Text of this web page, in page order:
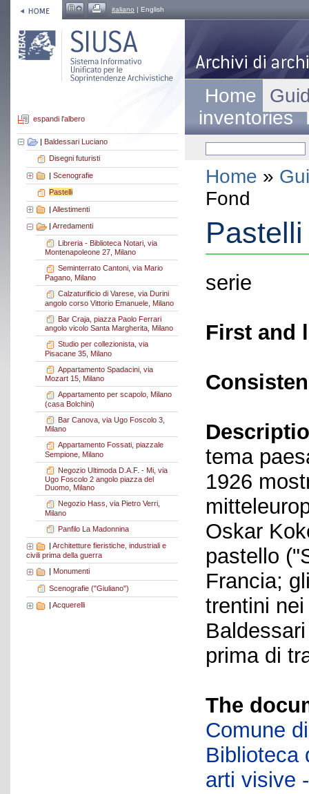
italiano | English
espandi l'albero
| Baldessari Luciano
Disegni futuristi
| Scenografie
Pastelli
| Allestimenti
Arredamenti
Libreria - Biblioteca Notari, via
Montenapoleone 27, Milano
Seminterrato Cantoni, via Mario
Pagano, Milano
Calzaturificio di Varese, via Durini
angolo corso Vittorio Emanuele, Milano
Bar Craja, piazza Paolo Ferrari
angolo vicolo Santa Margherita, Milano
Studio per collezionista, via
Pisacane 35, Milano
Appartamento Spadacini, via
Mozart 15, Milano
Appartamento per scapolo, Milano
(casa Bolchini)
Bar Canova, via Ugo Foscolo 3,
Milano
Appartamento Fossati, piazzale
Sempione, Milano
Negozio Ultimoda D.A.F. - Mi, via
Ugo Foscolo 2 angolo piazza del
Duomo, Milano
Negozio Hass, via Pietro Verri,
Milano
Panfilo La Madonnina
Architetture fieristiche, industriali e
civili prima della guerra
| Monumenti
Scenografie ("Giuliano")
| Acquerelli
Home
inventories
Home »
Fond
Pastelli
serie
First and
tema
1926
Oskar
pastello
Francia;
trentini
prima di
The
Comune
Biblioteca
arti visive